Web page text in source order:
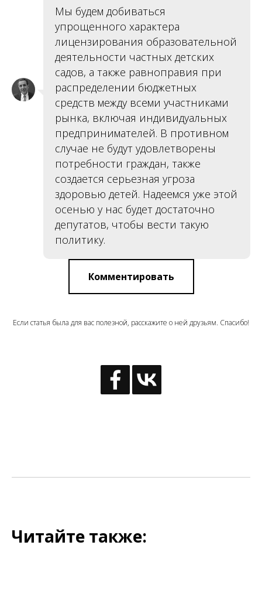
Мы будем добиваться
упрощенного характера
лицензирования образовательной
деятельности частных детских
садов, а также равноправия при
распределении бюджетных
средств между всеми участниками
рынка, включая индивидуальных
предпринимателей. В противном
случае не будут удовлетворены
потребности граждан, также
создается серьезная угроза
здоровью детей. Надеемся уже этой
осенью у нас будет достаточно
депутатов, чтобы вести такую
политику.
Комментировать
Если статья была для вас полезной, расскажите о ней друзьям. Спасибо!
Читайте также: